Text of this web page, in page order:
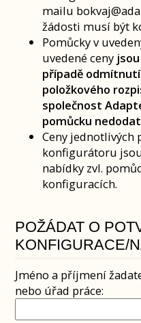
mailu
žádosti musí být
Pomůcky v
uvedené ceny
případě
položkového
společnost
pomůcku nedodat
Ceny jednotlivých
konfigurátoru
nabídky zvl.
konfiguracích.
POŽÁDAT O
KONFIGURACE/
Jméno a příjmení
nebo úřad práce: